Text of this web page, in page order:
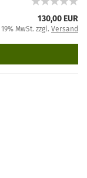
130,00 EUR
MwSt. zzgl. Versand